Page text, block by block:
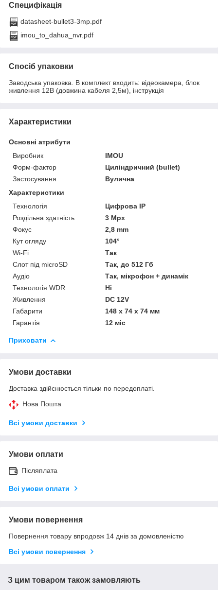
Специфікація
datasheet-bullet3-3mp.pdf
imou_to_dahua_nvr.pdf
Спосіб упаковки
Заводська упаковка. В комплект входить: відеокамера, блок
живлення 12В (довжина кабеля 2,5м), інструкція
Характеристики
Основні атрибути
Виробник
IMOU
Форм-фактор
Циліндричний (bullet)
Застосування
Вулична
Характеристики
Технологія
Цифрова ІР
Роздільна здатність
3 Мрх
Фокус
2,8 mm
Кут огляду
104°
Wi-Fi
Так
Слот під microSD
Так, до 512 Гб
Аудіо
Так, мікрофон + динамік
Технологія WDR
Ні
Живлення
DC 12V
Габарити
148 х 74 х 74 мм
Гарантія
12 міс
Приховати
Умови доставки
Доставка здійснюється тільки по передоплаті.
Нова Пошта
Всі умови доставки
Умови оплати
Післяплата
Всі умови оплати
Умови повернення
Повернення товару впродовж 14 днів за домовленістю
Всі умови повернення
З цим товаром також замовляють